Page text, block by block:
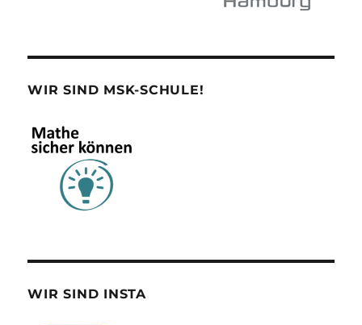
WIR SIND MSK-SCHULE!
WIR SIND INSTA